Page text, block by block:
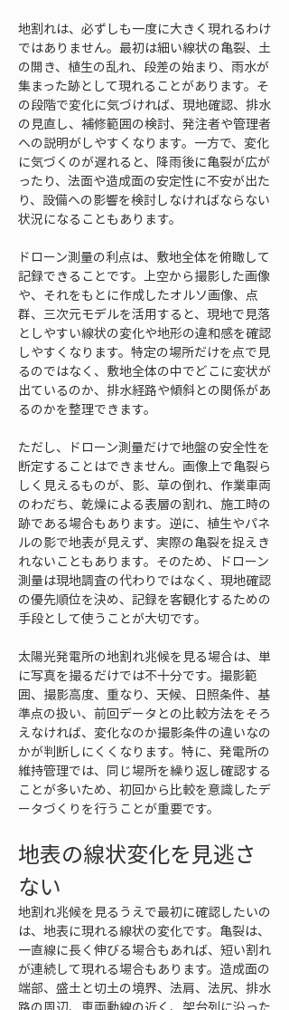
地割れは、必ずしも一度に大きく現れるわけ
ではありません。最初は細い線状の亀裂、土
の開き、植生の乱れ、段差の始まり、雨水が
集まった跡として現れることがあります。そ
の段階で変化に気づければ、現地確認、排水
の見直し、補修範囲の検討、発注者や管理者
への説明がしやすくなります。一方で、変化
に気づくのが遅れると、降雨後に亀裂が広が
ったり、法面や造成面の安定性に不安が出た
り、設備への影響を検討しなければならない
状況になることもあります。
ドローン測量の利点は、敷地全体を俯瞰して
記録できることです。上空から撮影した画像
や、それをもとに作成したオルソ画像、点
群、三次元モデルを活用すると、現地で見落
としやすい線状の変化や地形の違和感を確認
しやすくなります。特定の場所だけを点で見
るのではなく、敷地全体の中でどこに変状が
出ているのか、排水経路や傾斜との関係があ
るのかを整理できます。
ただし、ドローン測量だけで地盤の安全性を
断定することはできません。画像上で亀裂ら
しく見えるものが、影、草の倒れ、作業車両
のわだち、乾燥による表層の割れ、施工時の
跡である場合もあります。逆に、植生やパネ
ルの影で地表が見えず、実際の亀裂を捉えき
れないこともあります。そのため、ドローン
測量は現地調査の代わりではなく、現地確認
の優先順位を決め、記録を客観化するための
手段として使うことが大切です。
太陽光発電所の地割れ兆候を見る場合は、単
に写真を撮るだけでは不十分です。撮影範
囲、撮影高度、重なり、天候、日照条件、基
準点の扱い、前回データとの比較方法をそろ
えなければ、変化なのか撮影条件の違いなの
かが判断しにくくなります。特に、発電所の
維持管理では、同じ場所を繰り返し確認する
ことが多いため、初回から比較を意識したデ
ータづくりを行うことが重要です。
地表の線状変化を見逃さ
ない
地割れ兆候を見るうえで最初に確認したいの
は、地表に現れる線状の変化です。亀裂は、
一直線に長く伸びる場合もあれば、短い割れ
が連続して現れる場合もあります。造成面の
端部、盛土と切土の境界、法肩、法尻、排水
路の周辺、車両動線の近く、架台列に沿った